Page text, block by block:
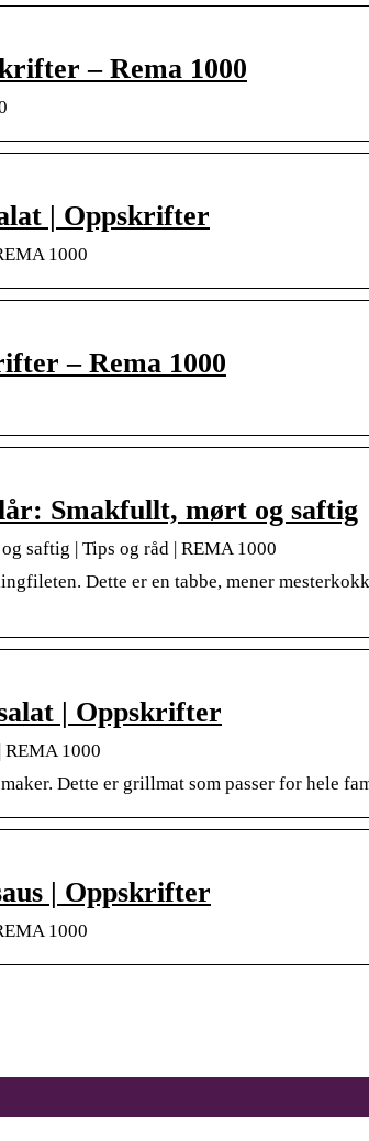
– Rema 1000
| Oppskrifter
1000
– Rema 1000
Smakfullt, mørt og saftig
saftig | Tips og råd | REMA 1000
Dette er en tabbe, mener
| Oppskrifter
1000
Dette er grillmat som passer for hele
| Oppskrifter
1000